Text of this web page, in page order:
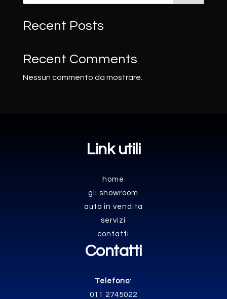
Recent Posts
Recent Comments
Nessun commento da mostrare.
Link utili
home
gli showroom
auto in vendita
servizi
contatti
Contatti
Telefono:
011 2745022